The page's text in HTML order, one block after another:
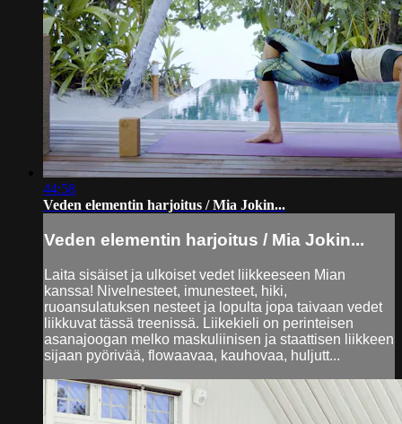
44:58
Veden elementin harjoitus / Mia Jokin...
Veden elementin harjoitus / Mia Jokin...
Laita sisäiset ja ulkoiset vedet liikkeeseen Mian
kanssa! Nivelnesteet, imunesteet, hiki,
ruoansulatuksen nesteet ja lopulta jopa taivaan vedet
liikkuvat tässä treenissä. Liikekieli on perinteisen
asanajoogan melko maskuliinisen ja staattisen liikkeen
sijaan pyörivää, flowaavaa, kauhovaa, huljutt...